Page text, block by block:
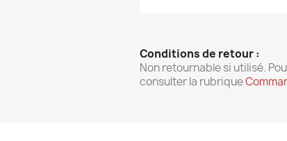
Conditions de retour :
Non retournable si utilisé.
consulter la rubrique